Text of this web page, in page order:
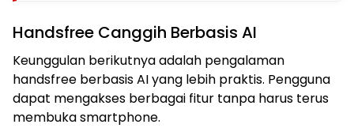
Handsfree Canggih Berbasis AI
Keunggulan berikutnya adalah pengalaman
handsfree berbasis AI yang lebih praktis. Pengguna
dapat mengakses berbagai fitur tanpa harus terus
membuka smartphone.